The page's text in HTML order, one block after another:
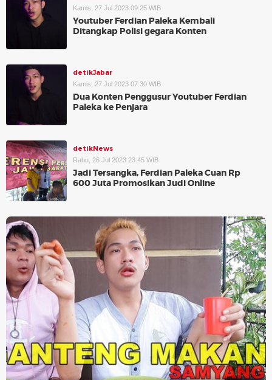
Kamis, 27 Jul 2023 09:25 WIB
Youtuber Ferdian Paleka Kembali
Ditangkap Polisi gegara Konten
detikJabar
Kamis, 27 Jul 2023 07:30 WIB
Dua Konten Penggusur Youtuber Ferdian
Paleka ke Penjara
detikNews
Rabu, 26 Jul 2023 23:45 WIB
Jadi Tersangka, Ferdian Paleka Cuan Rp
600 Juta Promosikan Judi Online